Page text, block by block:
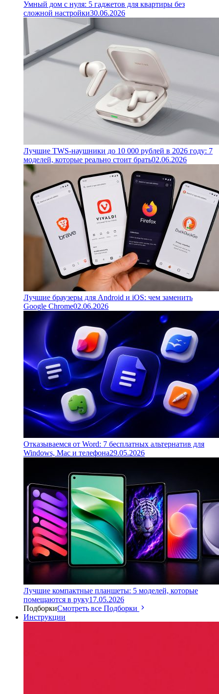
Умный дом с нуля: 5 гаджетов для квартиры без
сложной настройки30.06.2026
Лучшие TWS-наушники до 10 000 рублей в 2026 году: 7
моделей, которые реально стоит брать02.06.2026
Лучшие браузеры для Android и iOS: чем заменить
Google Chrome02.06.2026
Отказываемся от Word: 7 бесплатных альтернатив для
Windows, Mac и телефона29.05.2026
Лучшие компактные планшеты: 5 моделей, которые
помещаются в руку17.05.2026
ПодборкиСмотреть все Подборки
Инструкции